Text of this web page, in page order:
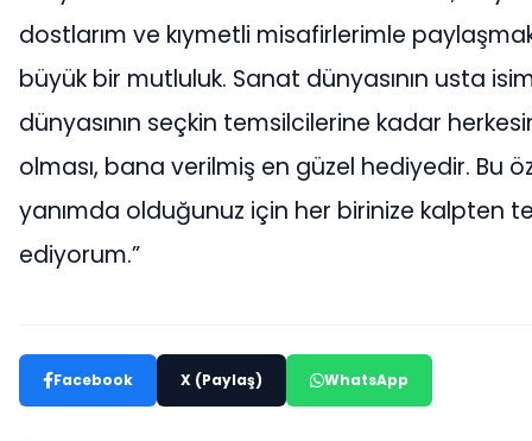
dostlarım ve kıymetli misafirlerimle
büyük bir mutluluk. Sanat dünyasının usta
dünyasının seçkin temsilcilerine kadar
olması, bana verilmiş en güzel hediyedir. Bu
yanımda olduğunuz için her birinize kalpten
ediyorum.”
Facebook X (Paylaş) WhatsApp